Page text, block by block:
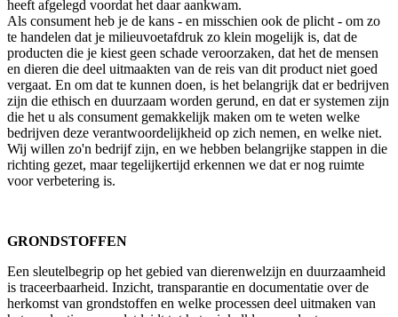
heeft afgelegd voordat het daar aankwam.
Als consument heb je de kans - en misschien ook de plicht - om zo
te handelen dat je milieuvoetafdruk zo klein mogelijk is, dat de
producten die je kiest geen schade veroorzaken, dat het de mensen
en dieren die deel uitmaakten van de reis van dit product niet goed
vergaat. En om dat te kunnen doen, is het belangrijk dat er bedrijven
zijn die ethisch en duurzaam worden gerund, en dat er systemen zijn
die het u als consument gemakkelijk maken om te weten welke
bedrijven deze verantwoordelijkheid op zich nemen, en welke niet.
Wij willen zo'n bedrijf zijn, en we hebben belangrijke stappen in die
richting gezet, maar tegelijkertijd erkennen we dat er nog ruimte
voor verbetering is.
GRONDSTOFFEN
Een sleutelbegrip op het gebied van dierenwelzijn en duurzaamheid
is traceerbaarheid. Inzicht, transparantie en documentatie over de
herkomst van grondstoffen en welke processen deel uitmaken van